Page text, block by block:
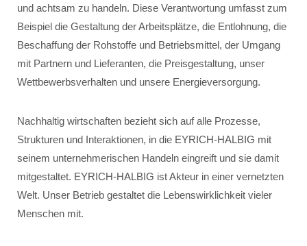
und achtsam zu handeln. Diese Verantwortung umfasst zum
Beispiel die Gestaltung der Arbeitsplätze, die Entlohnung, die
Beschaffung der Rohstoffe und Betriebsmittel, der Umgang
mit Partnern und Lieferanten, die Preisgestaltung, unser
Wettbewerbsverhalten und unsere Energieversorgung.
Nachhaltig wirtschaften bezieht sich auf alle Prozesse,
Strukturen und Interaktionen, in die EYRICH-HALBIG mit
seinem unternehmerischen Handeln eingreift und sie damit
mitgestaltet. EYRICH-HALBIG ist Akteur in einer vernetzten
Welt. Unser Betrieb gestaltet die Lebenswirklichkeit vieler
Menschen mit.